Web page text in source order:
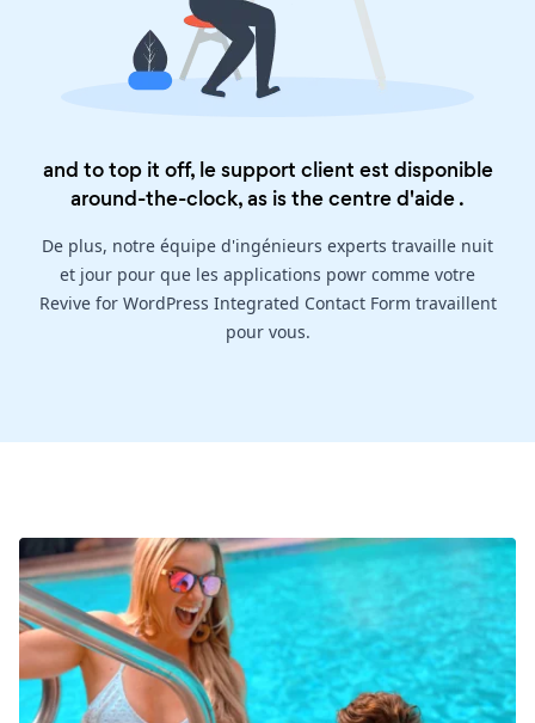
and to top it off, le support client est disponible
around-the-clock, as is thecentre d'aide.
De plus, notre équipe d'ingénieurs experts travaille nuit
et jour pour que les applications powr comme votre
Revive for WordPress Integrated Contact Form travaillent
pour vous.